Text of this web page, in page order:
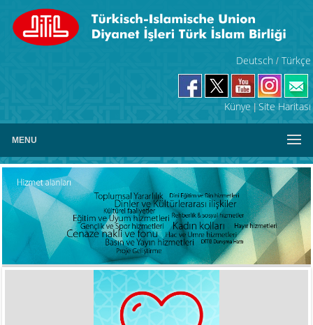
Deutsch / Türkçe
Künye Site Haritası
MENU